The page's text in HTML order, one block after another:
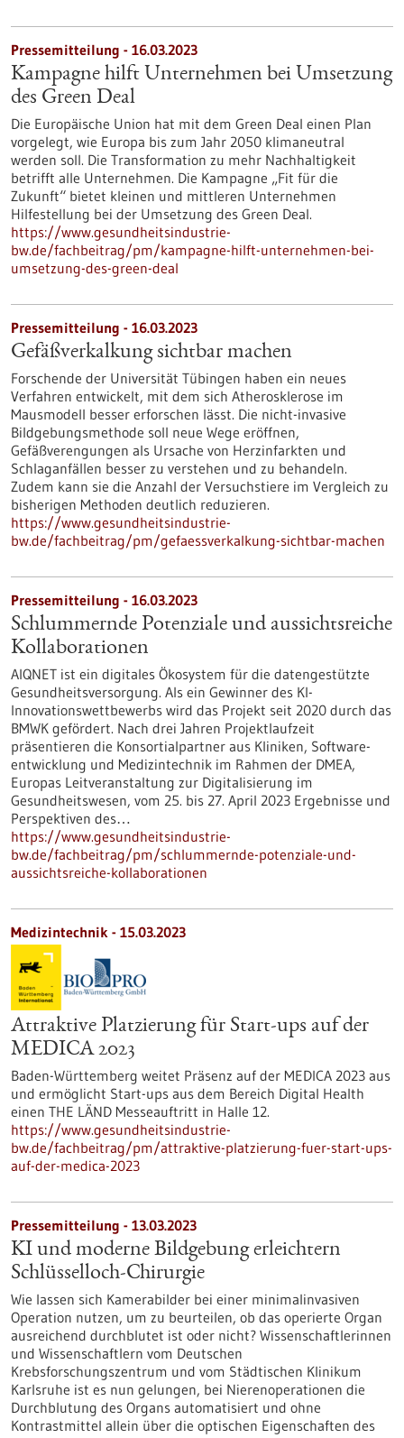
Pressemitteilung - 16.03.2023
Kampagne hilft Unternehmen bei Umsetzung
des Green Deal
Die Europäische Union hat mit dem Green Deal einen Plan
vorgelegt, wie Europa bis zum Jahr 2050 klimaneutral
werden soll. Die Transformation zu mehr Nachhaltigkeit
betrifft alle Unternehmen. Die Kampagne „Fit für die
Zukunft“ bietet kleinen und mittleren Unternehmen
Hilfestellung bei der Umsetzung des Green Deal.
https://www.gesundheitsindustrie-
bw.de/fachbeitrag/pm/kampagne-hilft-unternehmen-bei-
umsetzung-des-green-deal
Pressemitteilung - 16.03.2023
Gefäßverkalkung sichtbar machen
Forschende der Universität Tübingen haben ein neues
Verfahren entwickelt, mit dem sich Atherosklerose im
Mausmodell besser erforschen lässt. Die nicht-invasive
Bildgebungsmethode soll neue Wege eröffnen,
Gefäßverengungen als Ursache von Herzinfarkten und
Schlaganfällen besser zu verstehen und zu behandeln.
Zudem kann sie die Anzahl der Versuchstiere im Vergleich zu
bisherigen Methoden deutlich reduzieren.
https://www.gesundheitsindustrie-
bw.de/fachbeitrag/pm/gefaessverkalkung-sichtbar-machen
Pressemitteilung - 16.03.2023
Schlummernde Potenziale und aussichtsreiche
Kollaborationen
AIQNET ist ein digitales Ökosystem für die datengestützte
Gesundheitsversorgung. Als ein Gewinner des KI-
Innovationswettbewerbs wird das Projekt seit 2020 durch das
BMWK gefördert. Nach drei Jahren Projektlaufzeit
präsentieren die Konsortialpartner aus Kliniken, Software-
entwicklung und Medizintechnik im Rahmen der DMEA,
Europas Leitveranstaltung zur Digitalisierung im
Gesundheitswesen, vom 25. bis 27. April 2023 Ergebnisse und
Perspektiven des…
https://www.gesundheitsindustrie-
bw.de/fachbeitrag/pm/schlummernde-potenziale-und-
aussichtsreiche-kollaborationen
Medizintechnik - 15.03.2023
Attraktive Platzierung für Start-ups auf der
MEDICA 2023
Baden-Württemberg weitet Präsenz auf der MEDICA 2023 aus
und ermöglicht Start-ups aus dem Bereich Digital Health
einen THE LÄND Messeauftritt in Halle 12.
https://www.gesundheitsindustrie-
bw.de/fachbeitrag/pm/attraktive-platzierung-fuer-start-ups-
auf-der-medica-2023
Pressemitteilung - 13.03.2023
KI und moderne Bildgebung erleichtern
Schlüsselloch-Chirurgie
Wie lassen sich Kamerabilder bei einer minimalinvasiven
Operation nutzen, um zu beurteilen, ob das operierte Organ
ausreichend durchblutet ist oder nicht? Wissenschaftlerinnen
und Wissenschaftlern vom Deutschen
Krebsforschungszentrum und vom Städtischen Klinikum
Karlsruhe ist es nun gelungen, bei Nierenoperationen die
Durchblutung des Organs automatisiert und ohne
Kontrastmittel allein über die optischen Eigenschaften des